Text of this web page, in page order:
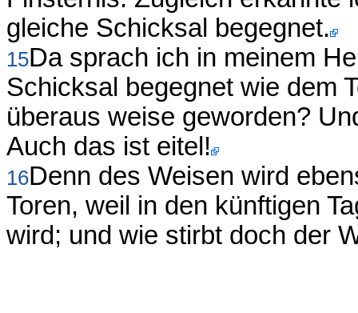
gleiche Schicksal begegnet.
15Da sprach ich in meinem
Schicksal begegnet wie dem
überaus weise geworden?
Auch das ist eitel!
16Denn des Weisen wird
Toren, weil in den künftigen
wird; und wie stirbt doch der